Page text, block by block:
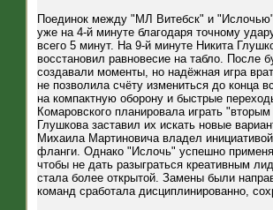
Поединок между "МЛ Витебск" и
уже на 4-й минуте благодаря точному
всего 5 минут. На 9-й минуте Никита
восстановил равновесие на табло. После
создавали моменты, но надёжная игра
не позволила счёту измениться до конца
на компактную оборону и быстрые
Комаровского планировала играть
Глушкова заставил их искать новые
Михаила Мартиновича владел
фланги. Однако "Ислочь" успешно
чтобы не дать разыграться креативным
стала более открытой. Замены были
команд сработала дисциплинированно,